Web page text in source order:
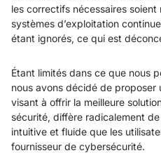
les correctifs nécessaires
systèmes d’exploitation
étant ignorés, ce qui est
Étant limités dans ce que nous
nous avons décidé de
visant à offrir la meilleure
sécurité, diffère radicalement
intuitive et fluide que les
fournisseur de cybersécurité.